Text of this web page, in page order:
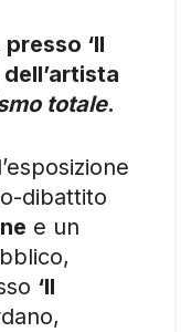
‘Il
totale.
dibattito
e un
‘Il